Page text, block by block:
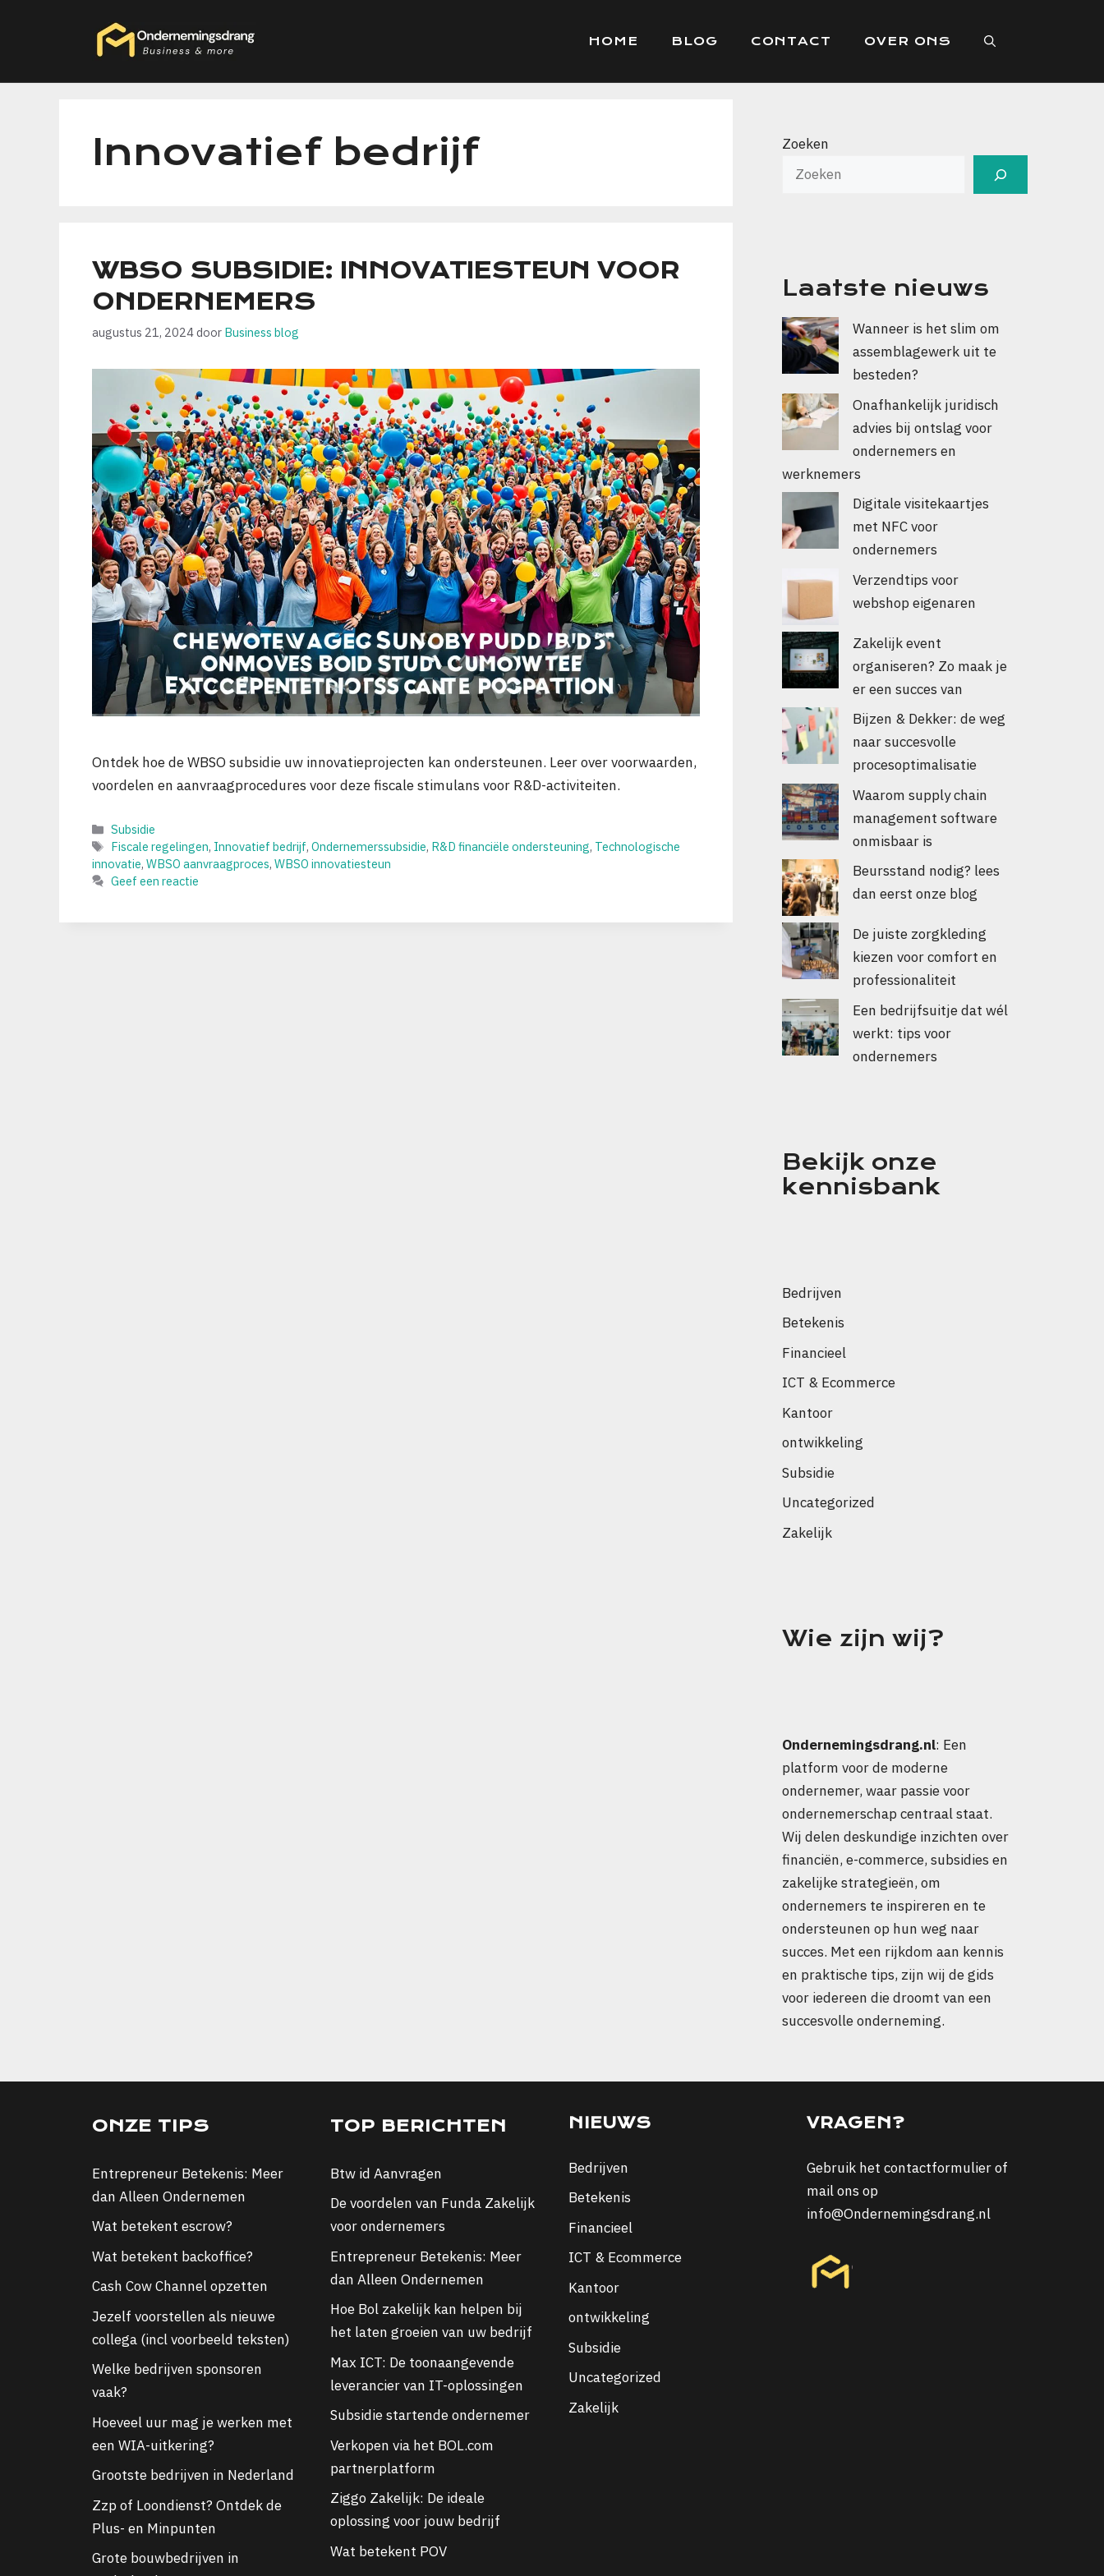
inhoud
HOME BLOG CONTACT OVER ONS
Innovatief bedrijf
WBSO SUBSIDIE: INNOVATIESTEUN VOOR
ONDERNEMERS
augustus 21, 2024door Business blog
Ontdek hoe de WBSO subsidie uw innovatieprojecten kan ondersteunen. Leer over voorwaarden,
voordelen en aanvraagprocedures voor deze fiscale stimulans voor R&D-activiteiten.
Categorieën
Subsidie
Tags
Fiscale regelingen, Innovatief bedrijf,Ondernemerssubsidie, R&D financiële ondersteuning, Technologische
innovatie, WBSO aanvraagproces, WBSO innovatiesteun
Geef een reactie
Zoeken
Laatste nieuws
Wanneer is het slim om
assemblagewerk uit te
besteden?
Onafhankelijk juridisch
advies bij ontslag voor
ondernemers en
werknemers
Digitale visitekaartjes
met NFC voor
ondernemers
Verzendtips voor
webshop eigenaren
Zakelijk event
organiseren? Zo maak je
er een succes van
Bijzen & Dekker: de weg
naar succesvolle
procesoptimalisatie
Waarom supply chain
management software
onmisbaar is
Beursstand nodig? lees
dan eerst onze blog
De juiste zorgkleding
kiezen voor comfort en
professionaliteit
Een bedrijfsuitje dat wél
werkt: tips voor
ondernemers
Bekijk onze
kennisbank
Bedrijven
Betekenis
Financieel
ICT & Ecommerce
Kantoor
ontwikkeling
Subsidie
Uncategorized
Zakelijk
Wie zijn wij?
Ondernemingsdrang.nl: Een
platform voor de moderne
ondernemer, waar passie voor
ondernemerschap centraal staat.
Wij delen deskundige inzichten over
financiën, e-commerce, subsidies en
zakelijke strategieën, om
ondernemers te inspireren en te
ondersteunen op hun weg naar
succes. Met een rijkdom aan kennis
en praktische tips, zijn wij de gids
voor iedereen die droomt van een
succesvolle onderneming.
ONZE TIPS
Entrepreneur Betekenis: Meer
dan Alleen Ondernemen
Wat betekent escrow?
Wat betekent backoffice?
Cash Cow Channel opzetten
Jezelf voorstellen als nieuwe
collega (incl voorbeeld teksten)
Welke bedrijven sponsoren
vaak?
Hoeveel uur mag je werken met
een WIA-uitkering?
Grootste bedrijven in Nederland
Zzp of Loondienst? Ontdek de
Plus- en Minpunten
Grote bouwbedrijven in
TOP BERICHTEN
Btw id Aanvragen
De voordelen van Funda Zakelijk
voor ondernemers
Entrepreneur Betekenis: Meer
dan Alleen Ondernemen
Hoe Bol zakelijk kan helpen bij
het laten groeien van uw bedrijf
Max ICT: De toonaangevende
leverancier van IT-oplossingen
Subsidie startende ondernemer
Verkopen via het BOL.com
partnerplatform
Ziggo Zakelijk: De ideale
oplossing voor jouw bedrijf
Wat betekent POV
NIEUWS
Bedrijven
Betekenis
Financieel
ICT & Ecommerce
Kantoor
ontwikkeling
Subsidie
Uncategorized
Zakelijk
VRAGEN?
Gebruik het contactformulierof
mail ons op
info@Ondernemingsdrang.nl